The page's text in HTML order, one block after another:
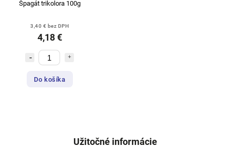
Špagát trikolora 100g
3,40 € bez DPH
4,18 €
Do košíka
Užitočné informácie